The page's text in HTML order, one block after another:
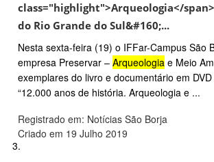
class="highlight">Arqueologia</
do Rio Grande do Sul&#160;...
Nesta sexta-feira (19) o IFFar-Campus São
empresa Preservar – Arqueologia e Meio
exemplares do livro e documentário em
“12.000 anos de história. Arqueologia e ...
Registrado em: Notícias São Borja
Criado em 19 Julho 2019
3.